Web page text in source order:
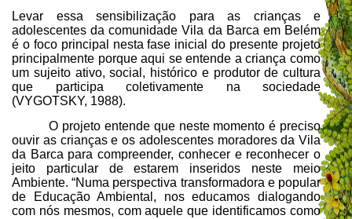
Levar essa sensibilização para as crianças e
adolescentes da comunidade Vila da Barca em Belém
é o foco principal nesta fase inicial do presente projeto
principalmente porque aqui se entende a criança como
um sujeito ativo, social, histórico e produtor de cultura
que participa coletivamente na sociedade
(VYGOTSKY, 1988).
O projeto entende que neste momento é preciso
ouvir as crianças e os adolescentes moradores da Vila
da Barca para compreender, conhecer e reconhecer o
jeito particular de estarem inseridos neste meio
Ambiente. “Numa perspectiva transformadora e popular
de Educação Ambiental, nos educamos dialogando
com nós mesmos, com aquele que identificamos como